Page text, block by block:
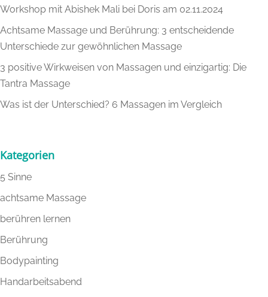
Workshop mit Abishek Mali bei Doris am 02.11.2024
Achtsame Massage und Berührung: 3 entscheidende
Unterschiede zur gewöhnlichen Massage
3 positive Wirkweisen von Massagen und einzigartig: Die
Tantra Massage
Was ist der Unterschied? 6 Massagen im Vergleich
Kategorien
5 Sinne
achtsame Massage
berühren lernen
Berührung
Bodypainting
Handarbeitsabend